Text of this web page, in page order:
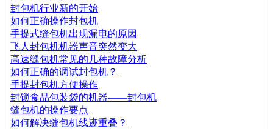
封包机行业新的开始
如何正确操作封包机
手提式缝包机出现漏电的原因
飞人封包机机器声音突然变大
高速缝包机常见的几种故障分析
如何正确的调试封包机？
手提封包机方便操作
封锁食品包装袋的机器——封包机
缝包机的操作要点
如何解决缝包机线迹重叠？